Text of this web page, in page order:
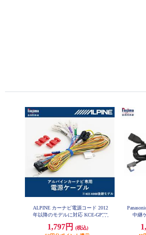
ALPINE カーナビ電源コード 2012
年以降のモデルに対応 KCE-GPH1
1,797円
(税込)
中継